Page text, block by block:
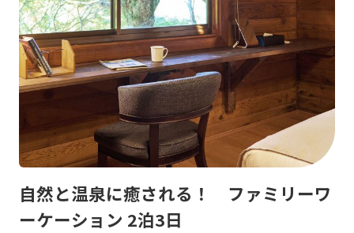
自然と温泉に癒される！ ファミリーワ
ーケーション 2泊3日